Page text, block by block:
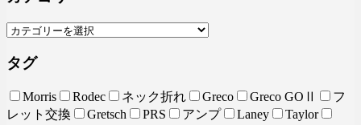
タグ
Morris Rodec ネック折れ Greco Greco GOⅡ
フ
レット交換
Gretsch PRS アンプ Laney
Taylor